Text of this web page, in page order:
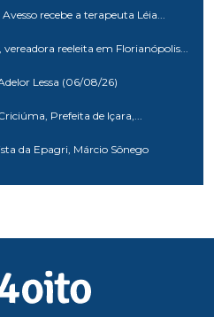
recebe a terapeuta Léia...
vereadora reeleita em Florianópolis...
Lessa (06/08/26)
Prefeita de Içara,...
da Epagri, Márcio Sônego